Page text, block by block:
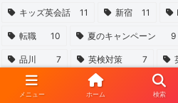
キッズ英会話 11 新宿 11
転職 10 夏のキャンペーン 9
品川 7 英検対策 7
広告代理店 ネイティブキャンプ
メニュー ホーム 検索